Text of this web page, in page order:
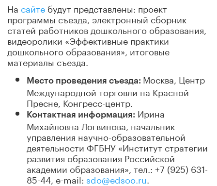
На сайте будут представлены: проект
программы съезда, электронный сборник
статей работников дошкольного образования,
видеоролики «Эффективные практики
дошкольного образования», итоговые
материалы съезда.
Место проведения съезда: Москва, Центр
Международной торговли на Красной
Пресне, Конгресс-центр.
Контактная информация: Ирина
Михайловна Логвинова, начальник
управления научно-образовательной
деятельности ФГБНУ «Институт стратегии
развития образования Российской
академии образования», тел.: +7 (925) 631-
85-44, e-mail: sdo@edsoo.ru